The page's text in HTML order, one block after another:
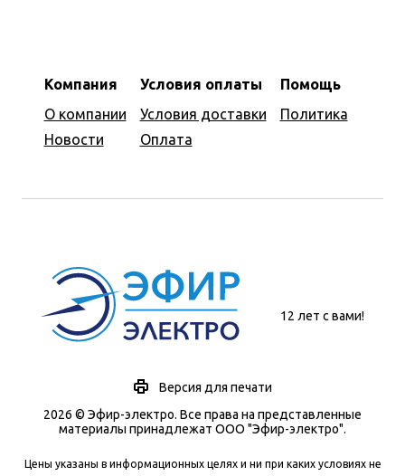
Компания
О компании
Новости
Условия оплаты
Условия доставки
Оплата
Помощь
Политика
12 лет с вами!
Версия для печати
2026 © Эфир-электро. Все права на представленные
материалы принадлежат ООО "Эфир-электро".
Цены указаны в информационных целях и ни при каких условиях не